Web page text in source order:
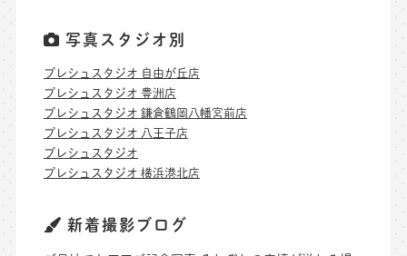
写真スタジオ別
プレシュスタジオ 自由が丘店
プレシュスタジオ 豊洲店
プレシュスタジオ 鎌倉鶴岡八幡宮前店
プレシュスタジオ 八王子店
プレシュスタジオ
プレシュスタジオ 横浜港北店
新着撮影ブログ